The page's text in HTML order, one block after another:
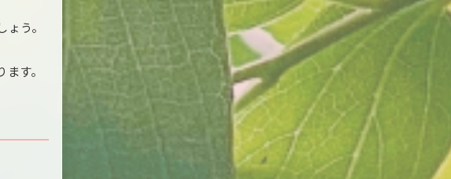
う。
す。